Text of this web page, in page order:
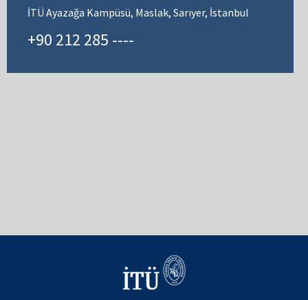
İTÜ Ayazağa Kampüsü, Maslak, Sarıyer, İstanbul
+90 212 285 ----